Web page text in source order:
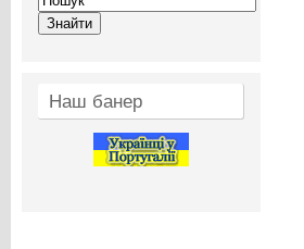
Наш банер